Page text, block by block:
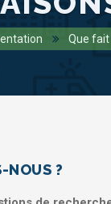
Que fait
NOUS ?